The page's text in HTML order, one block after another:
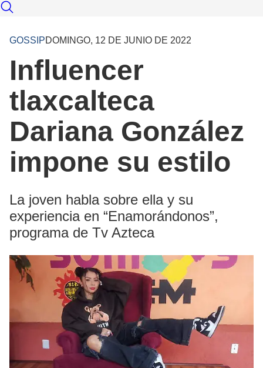
GOSSIPDOMINGO, 12 DE JUNIO DE 2022
Influencer
tlaxcalteca
Dariana González
impone su estilo
La joven habla sobre ella y su
experiencia en “Enamorándonos”,
programa de Tv Azteca